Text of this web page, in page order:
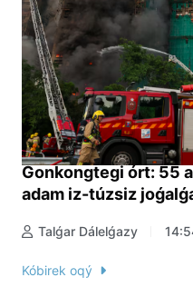
Gonkongtegi órt: 55
adam iz-túzsiz
Talǵar Dálelǵazy
Kóbirek oqý